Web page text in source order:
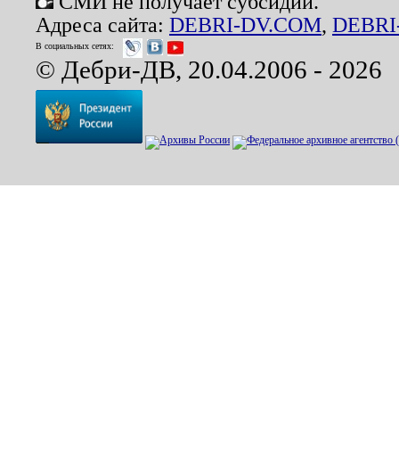
Адреса сайта: DEBRI-DV.COM,
В социальных сетях:
© Дебри-ДВ, 20.04.2006 - 2026